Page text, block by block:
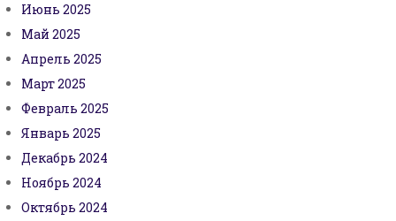
Июнь 2025
Май 2025
Апрель 2025
Март 2025
Февраль 2025
Январь 2025
Декабрь 2024
Ноябрь 2024
Октябрь 2024